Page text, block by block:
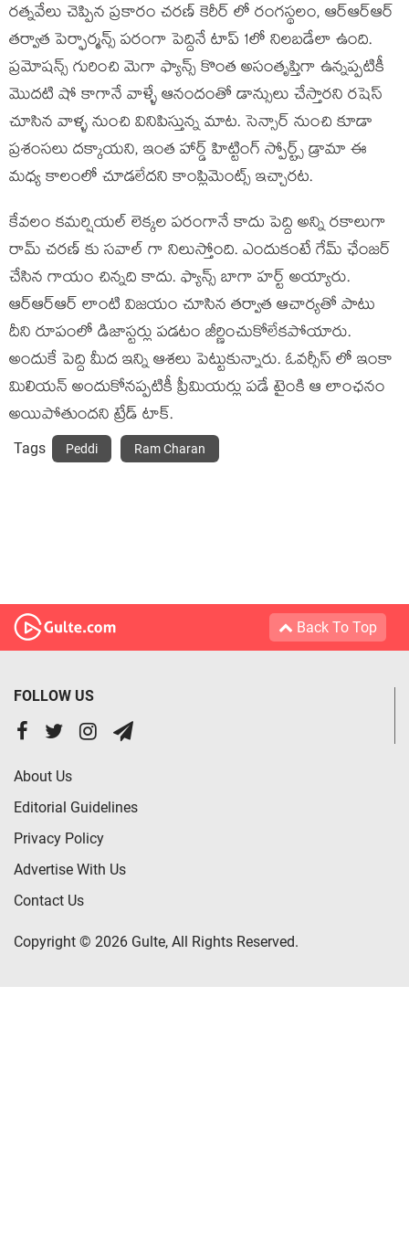
రత్నవేలు చెప్పిన ప్రకారం చరణ్ కెరీర్ లో రంగస్థలం, ఆర్ఆర్ఆర్
తర్వాత పెర్ఫార్మన్స్ పరంగా పెద్దినే టాప్ 1లో నిలబడేలా ఉంది.
ప్రమోషన్స్ గురించి మెగా ఫ్యాన్స్ కొంత అసంతృప్తిగా ఉన్నప్పటికీ
మొదటి షో కాగానే వాళ్ళే ఆనందంతో డాన్సులు చేస్తారని రషెస్
చూసిన వాళ్ళ నుంచి వినిపిస్తున్న మాట. సెన్సార్ నుంచి కూడా
ప్రశంసలు దక్కాయని, ఇంత హార్డ్ హిట్టింగ్ స్పోర్ట్స్ డ్రామా ఈ
మధ్య కాలంలో చూడలేదని కాంప్లిమెంట్స్ ఇచ్చారట.
కేవలం కమర్షియల్ లెక్కల పరంగానే కాదు పెద్ది అన్ని రకాలుగా
రామ్ చరణ్ కు సవాల్ గా నిలుస్తోంది. ఎందుకంటే గేమ్ ఛేంజర్
చేసిన గాయం చిన్నది కాదు. ఫ్యాన్స్ బాగా హర్ట్ అయ్యారు.
ఆర్ఆర్ఆర్ లాంటి విజయం చూసిన తర్వాత ఆచార్యతో పాటు
దీని రూపంలో డిజాస్టర్లు పడటం జీర్ణించుకోలేకపోయారు.
అందుకే పెద్ది మీద ఇన్ని ఆశలు పెట్టుకున్నారు. ఓవర్సీస్ లో ఇంకా
మిలియన్ అందుకోనప్పటికీ ప్రీమియర్లు పడే టైంకి ఆ లాంఛనం
అయిపోతుందని ట్రేడ్ టాక్.
Tags Peddi Ram Charan
Back To Top
FOLLOW US
About Us
Editorial Guidelines
Privacy Policy
Advertise With Us
Contact Us
Copyright © 2026 Gulte, All Rights Reserved.